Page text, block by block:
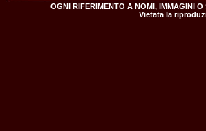
OGNI RIFERIMENTO A NOMI, IMMAGINI
Vietata la